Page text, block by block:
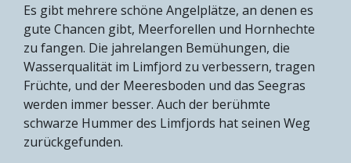
Es gibt mehrere schöne Angelplätze, an denen es
gute Chancen gibt, Meerforellen und Hornhechte
zu fangen. Die jahrelangen Bemühungen, die
Wasserqualität im Limfjord zu verbessern, tragen
Früchte, und der Meeresboden und das Seegras
werden immer besser. Auch der berühmte
schwarze Hummer des Limfjords hat seinen Weg
zurückgefunden.